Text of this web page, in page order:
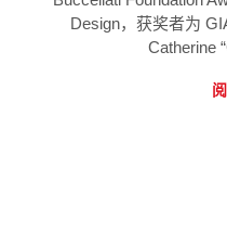
Design，获奖者为
Catherine